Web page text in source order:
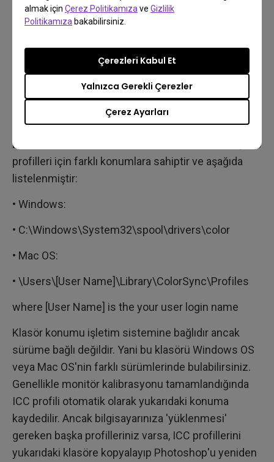
almak için Çerez Politikamıza ve Gizlilik
Politikamıza bakabilirsiniz.
Çerez Ayarları
Yalnızca Gerekli Çerezler
Çerezleri Kabul Et
accuracy.
images.
profillerim nerede?" veya "neden monitör profilimi
açılır listede göremiyorum?" Bu soruların cevabı
"ICC profilleri için belirli bir klasör var ve ICC
profillerinizi açılır liste aracılığıyla kullanılabilir hale
getirmek için buraya yerleştirmeniz gerekiyor." Peki
bu özel klasör nerede? Windows OS ve Mac OS, ICC
profilleri için farklı konumlara sahiptir ve aşağıda
listelenmiştir:
• Windows:
• C:\Windows\System32\spool\drivers\color
• Mac OS:
• \Users\[User Name]\Library\ColorSync\Profiles
where [User Name] is the your user login name
Klasör konumu işletim sistemine bağlıdır ancak
sürüme bağlı değildir. Yani bu klasörü Windows OS
veya Mac OS'nin farklı sürümlerinde bulabilirsiniz.
Genellikle monitör kalibrasyonu tamamlandığında
ICC profili otomatik olarak yukarıdaki konuma
kaydedilir. Ancak bilgisayarınıza 'yüklenmesi'
gereken başka profilleriniz varsa, ICC profillerini
yukarıdaki klasöre kopyalayıp Photoshop'u yeniden